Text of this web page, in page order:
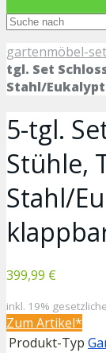
gartenmöbel-
tgl. Set
Stahl/
5-tgl.
Stühle,
Stahl/
399,99 €
inkl. 19%
Zum Artikel*
Produkt-Typ